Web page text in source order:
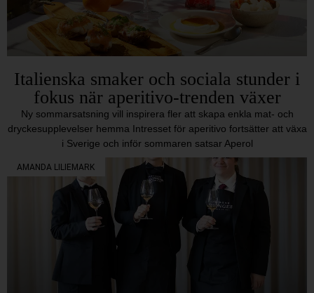
Italienska smaker och sociala stunder i
fokus när aperitivo-trenden växer
Ny sommarsatsning vill inspirera fler att skapa enkla mat- och
dryckesupplevelser hemma Intresset för aperitivo fortsätter att växa
i Sverige och inför sommaren satsar Aperol
AMANDA LILIEMARK